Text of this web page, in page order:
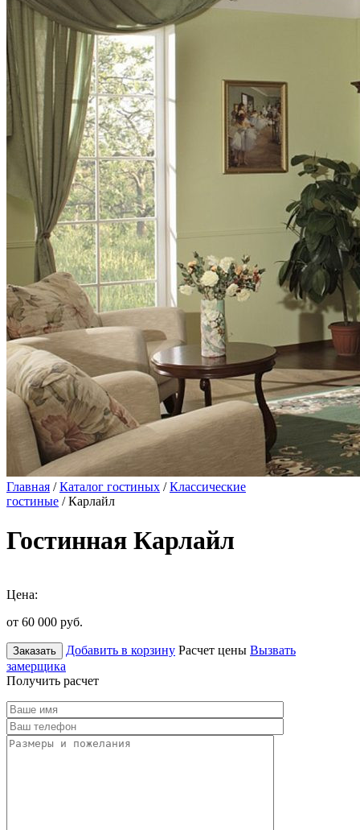
Главная /Каталог гостиных /Классические
гостиные / Карлайл
Гостинная Карлайл
Цена:
от 60 000 руб.
Заказать Добавить в корзину Расчет цены Вызвать
замерщика
Получить расчет